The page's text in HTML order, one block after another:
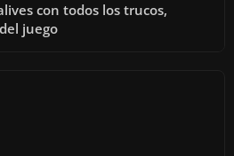
con todos los trucos,
juego